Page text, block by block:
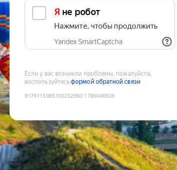
Я не робот
Нажмите, чтобы продолжить
Yandex SmartCaptcha
Если у вас возникли проблемы, пожалуйста,
воспользуйтесьформой обратной связи
9179115985100232360:1786046928